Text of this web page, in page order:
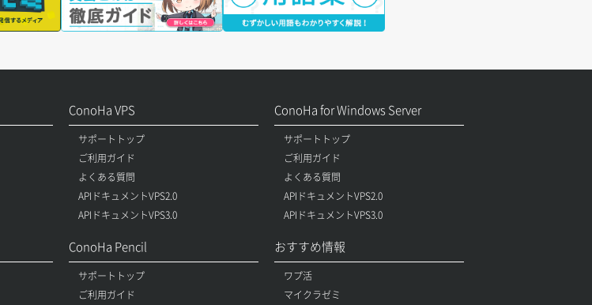
ConoHa VPS
サポートトップ
ご利用ガイド
よくある質問
APIドキュメントVPS2.0
APIドキュメントVPS3.0
ConoHa for Windows Server
サポートトップ
ご利用ガイド
よくある質問
APIドキュメントVPS2.0
APIドキュメントVPS3.0
ConoHa Pencil
サポートトップ
ご利用ガイド
おすすめ情報
ワプ活
マイクラゼミ